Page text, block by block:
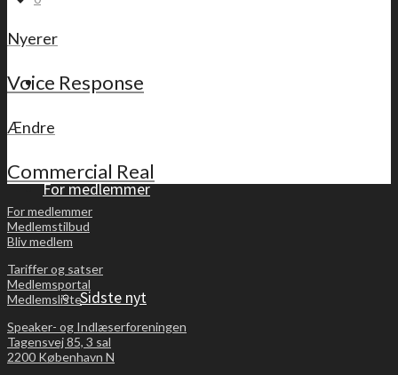
Medlemsliste
For medlemmer
Sidste nyt
Nyerer
Voice Response
Ændre
Commercial Real
For medlemmer
Medlemstilbud
Bliv medlem
Tariffer og satser
Medlemsportal
Medlemsliste
Speaker- og Indlæserforeningen
Tagensvej 85, 3 sal
2200 København N